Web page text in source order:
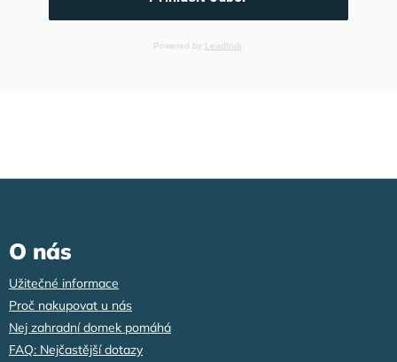
Powered by Leadhub
Z
O nás
Užitečné informace
Proč nakupovat u nás
Nej zahradní domek pomáhá
FAQ: Nejčastější dotazy